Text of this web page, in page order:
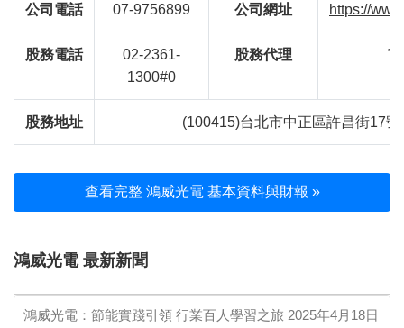
公司電話 07-9756899 公司網址 https://
股務電話
02-2361-
1300#0
股務代理
股務地址 (100415)台北市中正區許昌街17號
查看完整 鴻威光電 基本資料與財報 »
鴻威光電 最新新聞
鴻威光電：節能實踐引領 行業百人學習之旅 2025年4月18日